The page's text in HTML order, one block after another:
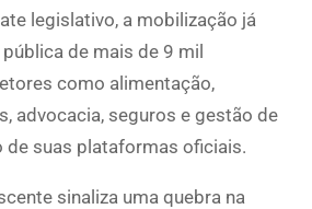
legislativo, a mobilização já
de mais de 9 mil
como alimentação,
advocacia, seguros e gestão de
de suas plataformas oficiais.
sinaliza uma quebra na